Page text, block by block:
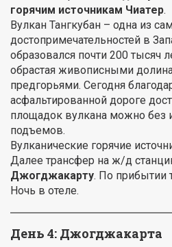
горячим источникам Чиатер.
Вулкан Тангкубан – одна из
достопримечательностей в
образовался почти 200 тысяч
обрастая живописными
предгорьями. Сегодня
асфальтированной дороге
площадок вулкана можно
подъемов.
Вулканические горячие
Далее трансфер на ж/д
Джогджакарту. По прибытии
Ночь в отеле.
День 4: Джогджакарта